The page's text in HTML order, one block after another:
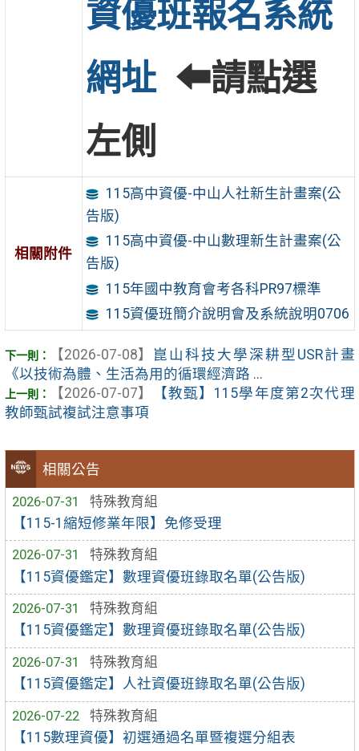
相關公告
2026-07-31
特殊教育組
【115-1縮短修業年限】免修受理
2026-07-31
特殊教育組
【115資優鑑定】數理資優班錄取名單(公告版)
2026-07-31
特殊教育組
【115資優鑑定】數理資優班錄取名單(公告版)
2026-07-31
特殊教育組
【115資優鑑定】人社資優班錄取名單(公告版)
2026-07-22
特殊教育組
【115數理資優】初選通過名單暨複選分組表
資優班報名系統
網址⬅請點選
左側
相關附件
115高中資優-中山人社新生計畫案(公
告版)
115高中資優-中山數理新生計畫案(公
告版)
115年國中教育會考各科PR97標準
115資優班簡介說明會及系統說明0706
【2026-07-08】
崑山科技大學深耕型USR計畫
《以技術為體、生活為用的循環經濟路 ...
【2026-07-07】
【教甄】115學年度第2次代理
教師甄試複試注意事項